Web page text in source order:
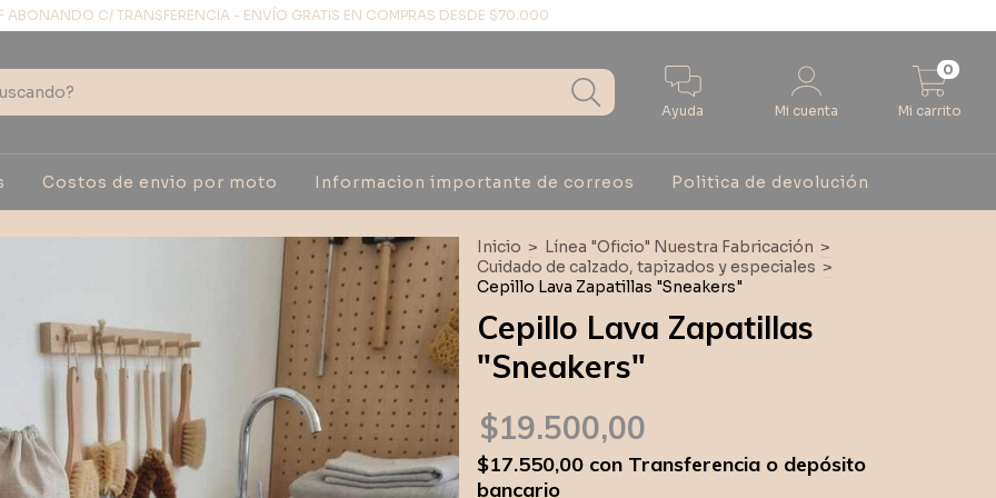
ABONANDO C/ TRANSFERENCIA - ENVÍO GRATIS EN COMPRAS DESDE $70.000
Ayuda Mi cuenta Mi carrito
0
Costos de envio por moto Informacion importante de correos Politica de devolución
Inicio > Línea "Oficio" Nuestra Fabricación >
Cuidado de calzado, tapizados y especiales >
Cepillo Lava Zapatillas "Sneakers"
Cepillo Lava Zapatillas
"Sneakers"
$19.500,00
$17.550,00 con Transferencia o depósito
bancario